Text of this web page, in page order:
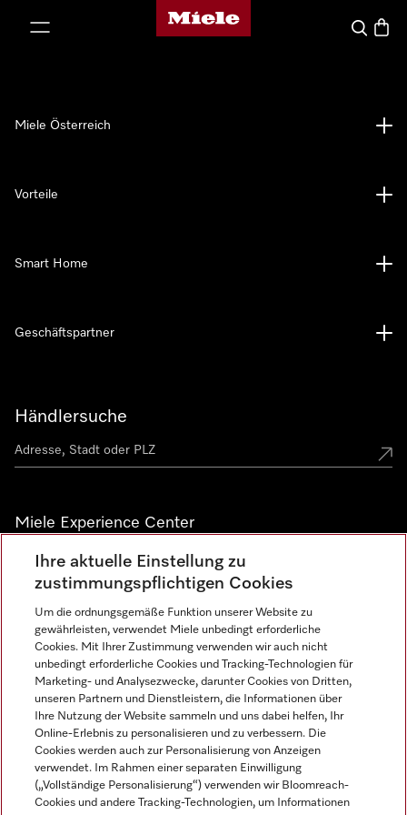
Miele-Homepage
Suche
Händlersuche
Miele Experience Center
Alle Miele Experience Center anzeigen
Newsletter
Miele Österreich
Vorteile
Smart Home
Geschäftspartner
Miele auf Instagram
Miele auf Facebook
Miele auf Youtube
Ihre aktuelle Einstellung zu
zustimmungspflichtigen Cookies
Um die ordnungsgemäße Funktion unserer Website zu
gewährleisten, verwendet Miele unbedingt erforderliche
Cookies. Mit Ihrer Zustimmung verwenden wir auch nicht
unbedingt erforderliche Cookies und Tracking-Technologien für
Marketing- und Analysezwecke, darunter Cookies von Dritten,
unseren Partnern und Dienstleistern, die Informationen über
Ihre Nutzung der Website sammeln und uns dabei helfen, Ihr
Online-Erlebnis zu personalisieren und zu verbessern. Die
Cookies werden auch zur Personalisierung von Anzeigen
verwendet. Im Rahmen einer separaten Einwilligung
(„Vollständige Personalisierung“) verwenden wir Bloomreach-
Cookies und andere Tracking-Technologien, um Informationen